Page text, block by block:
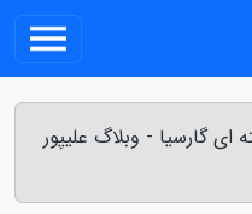
گفت؛ خانه نشینی 5 هفته ای گارسیا - وبلاگ علیپور